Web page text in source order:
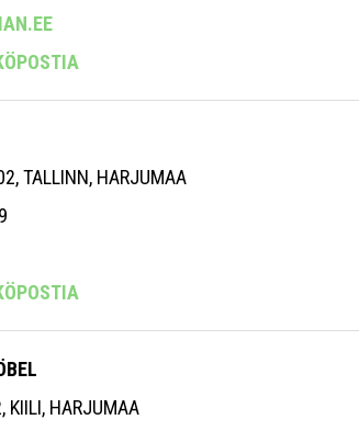
TALLINN, HARJUMAA
KIILI, HARJUMAA